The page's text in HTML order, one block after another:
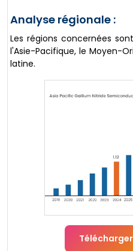
Analyse régionale :
Les régions concernées
l'Asie-Pacifique, le Moyen-
latine.